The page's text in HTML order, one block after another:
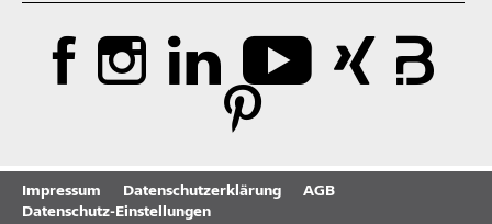
Impressum Datenschutzerklärung
AGB
Datenschutz-Einstellungen